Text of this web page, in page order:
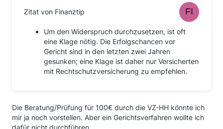
Zitat von Finanztip
Um den Widerspruch durchzusetzen, ist oft
eine Klage nötig. Die Erfolgschancen vor
Gericht sind in den letzten zwei Jahren
gesunken; eine Klage ist daher nur Versicherten
mit Rechtschutzversicherung zu empfehlen.
Die Beratung/Prüfung für 100€ durch die VZ-HH könnte ich
mir ja noch vorstellen. Aber ein Gerichtsverfahren wollte ich
dafür nicht durchführen.